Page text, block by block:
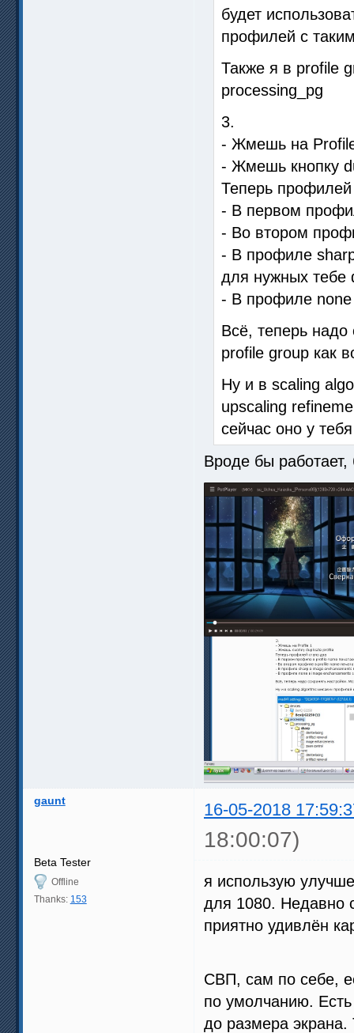
будет
профилей с
Также я в profile
processing_pg
3.
- Жмешь на
- Жмешь кнопку
Теперь
- В первом
- Во втором
- В профиле
для нужных тебе
- В профиле none
Всё, теперь надо
profile group как
Ну и в scaling
upscaling
сейчас оно у
Вроде бы работает,
gaunt 16-05-2018
18:00:07)
Beta Tester
Offline
Thanks: 153
я использую
для 1080. Недавно
приятно удивлён
СВП, сам по себе,
по умолчанию.
до размера экрана.